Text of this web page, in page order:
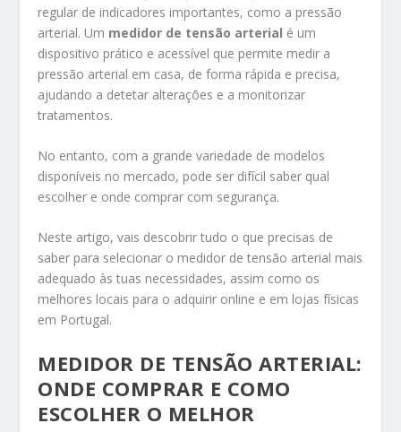
regular de indicadores importantes, como a pressão
arterial. Um medidor de tensão arterial é um
dispositivo prático e acessível que permite medir a
pressão arterial em casa, de forma rápida e precisa,
ajudando a detetar alterações e a monitorizar
tratamentos.
No entanto, com a grande variedade de modelos
disponíveis no mercado, pode ser difícil saber qual
escolher e onde comprar com segurança.
Neste artigo, vais descobrir tudo o que precisas de
saber para selecionar o medidor de tensão arterial mais
adequado às tuas necessidades, assim como os
melhores locais para o adquirir online e em lojas físicas
em Portugal.
MEDIDOR DE TENSÃO ARTERIAL:
ONDE COMPRAR E COMO
ESCOLHER O MELHOR